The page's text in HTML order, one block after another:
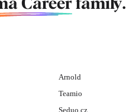
Career family.
Arnold
Teamio
Seduo.cz